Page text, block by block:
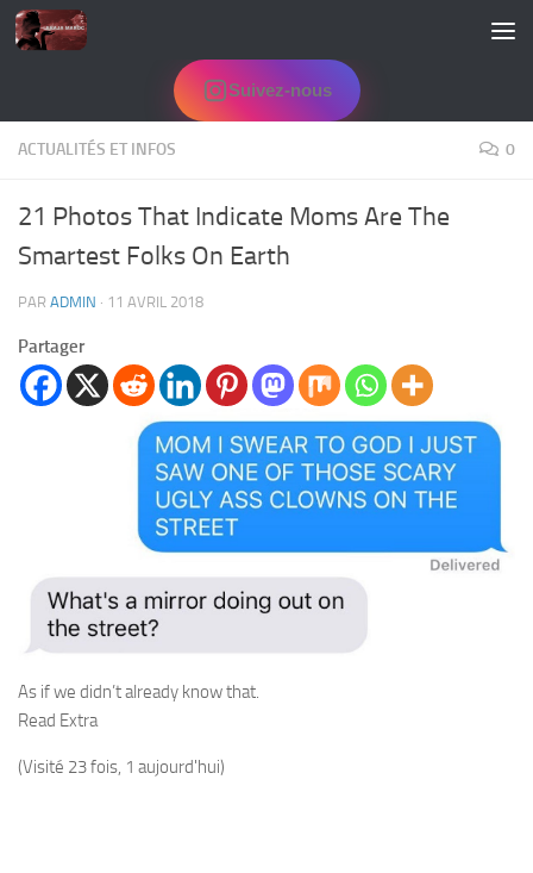
Skip to content
Suivez-nous
ACTUALITÉS ET INFOS 0
21 Photos That Indicate Moms Are The
Smartest Folks On Earth
PAR ADMIN · 11 AVRIL 2018
Partager
As if we didn’t already know that.
Read Extra
(Visité 23 fois, 1 aujourd'hui)